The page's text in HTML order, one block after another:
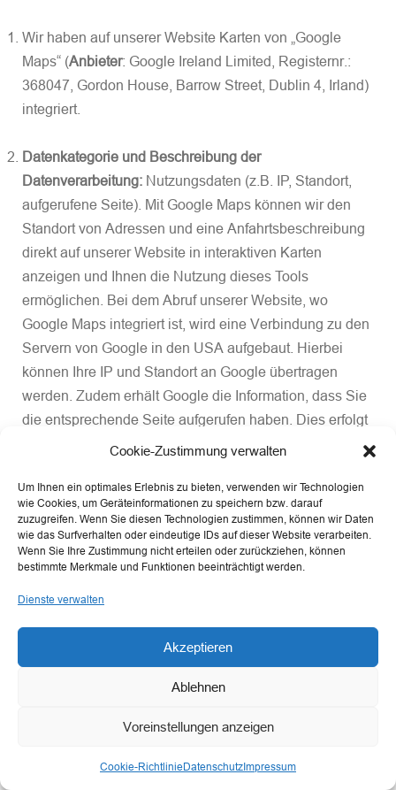
Cookie-Zustimmung verwalten
Um Ihnen ein optimales Erlebnis zu bieten, verwenden wir Technologien
wie Cookies, um Geräteinformationen zu speichern bzw. darauf
zuzugreifen. Wenn Sie diesen Technologien zustimmen, können wir Daten
wie das Surfverhalten oder eindeutige IDs auf dieser Website verarbeiten.
Wenn Sie Ihre Zustimmung nicht erteilen oder zurückziehen, können
bestimmte Merkmale und Funktionen beeinträchtigt werden.
Dienste verwalten
Akzeptieren
Ablehnen
Voreinstellungen anzeigen
Cookie-RichtlinieDatenschutzImpressum
Wir haben auf unserer Website Karten von „Google
Maps“ (Anbieter: Google Ireland Limited, Registernr.:
368047, Gordon House, Barrow Street, Dublin 4, Irland)
integriert.
Datenkategorie und Beschreibung der
Datenverarbeitung: Nutzungsdaten (z.B. IP, Standort,
aufgerufene Seite). Mit Google Maps können wir den
Standort von Adressen und eine Anfahrtsbeschreibung
direkt auf unserer Website in interaktiven Karten
anzeigen und Ihnen die Nutzung dieses Tools
ermöglichen. Bei dem Abruf unserer Website, wo
Google Maps integriert ist, wird eine Verbindung zu den
Servern von Google in den USA aufgebaut. Hierbei
können Ihre IP und Standort an Google übertragen
werden. Zudem erhält Google die Information, dass Sie
die entsprechende Seite aufgerufen haben. Dies erfolgt
auch ohne Nutzerkonto bei Google. Sollten Sie in Ihren
obigen Daten Ihrem Account zuordnen. Wenn Sie dies
nicht wünschen, müssen Sie sich bei Ihrem Google-
Account ausloggen. Google erstellt aus solchen Daten
Nutzerprofile und nutzt diese Daten zum Zwecke der
Websites.
Bereitstellung einer
nutzerfreundlichen, wirtschaftlichen und optimierten
personenbezogenen Daten mittels „Google Maps“ vom